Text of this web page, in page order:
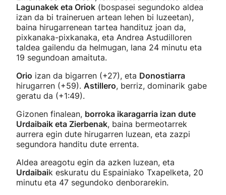
Lagunakek eta Oriok (bospasei segundoko aldea
izan da bi traineruen artean lehen bi luzeetan),
baina hirugarrenean tartea handituz joan da,
pixkanaka-pixkanaka, eta Andrea Astudilloren
taldea gailendu da helmugan, lana 24 minutu eta
19 segundoan amaituta.
Orio izan da bigarren (+27), eta Donostiarra
hirugarren (+59). Astillero, berriz, dominarik gabe
geratu da (+1:49).
Gizonen finalean, borroka ikaragarria izan dute
Urdaibaik eta Zierbenak, baina bermeotarrek
aurrera egin dute hirugarren luzean, eta zazpi
segundora handitu dute errenta.
Aldea areagotu egin da azken luzean, eta
Urdaibaik eskuratu du Espainiako Txapelketa, 20
minutu eta 47 segundoko denborarekin.